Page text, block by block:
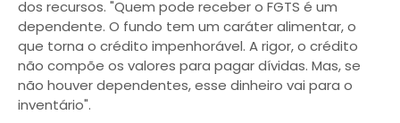
dos recursos. "Quem pode receber o FGTS é um
dependente. O fundo tem um caráter alimentar, o
que torna o crédito impenhorável. A rigor, o crédito
não compõe os valores para pagar dívidas. Mas, se
não houver dependentes, esse dinheiro vai para o
inventário".